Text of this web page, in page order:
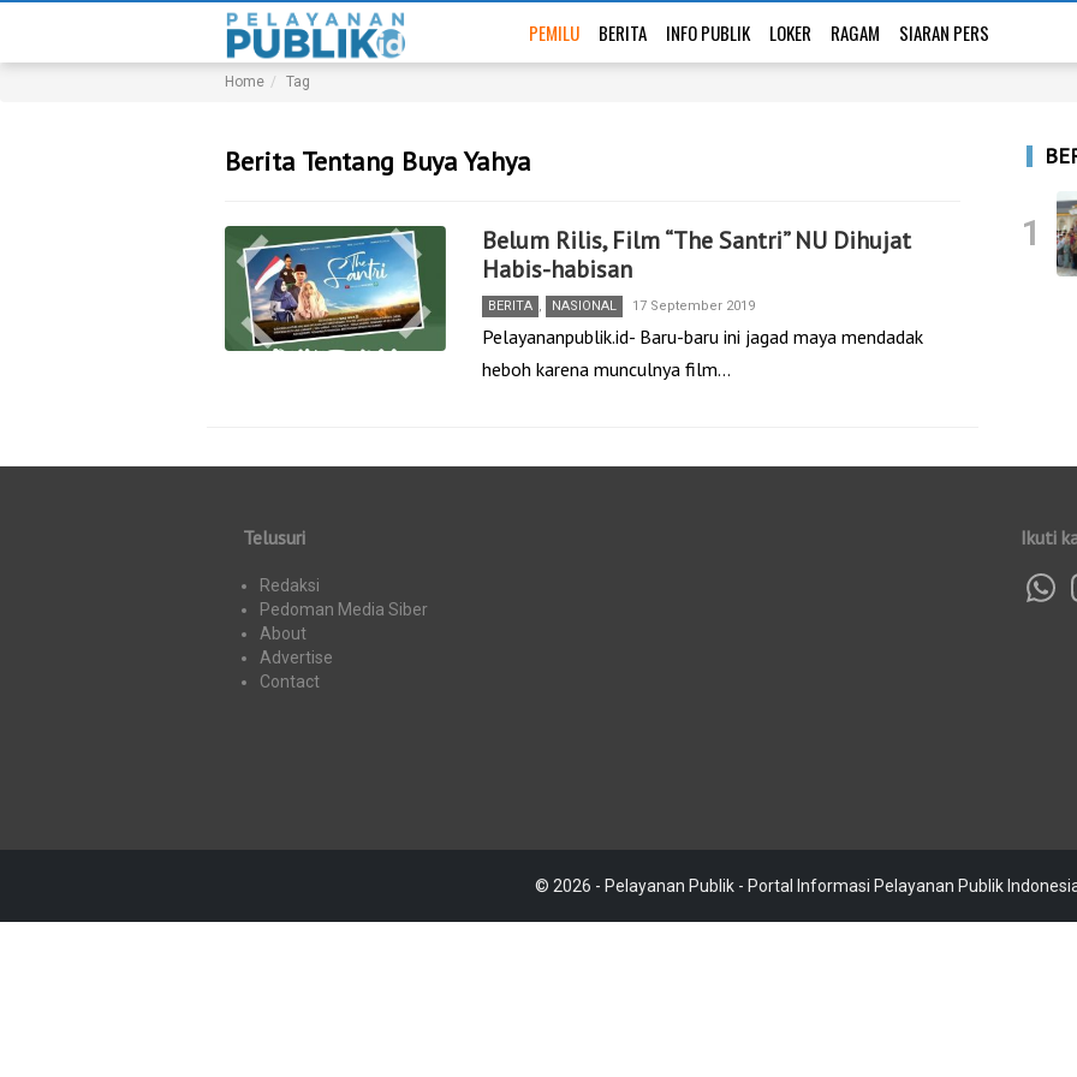
PEMILU BERITA INFO PUBLIK LOKER RAGAM SIARAN PERS
Home Tag
Berita Tentang Buya Yahya
Belum Rilis, Film “The Santri” NU Dihujat
Habis-habisan
BERITA , NASIONAL 17 September 2019
Pelayananpublik.id- Baru-baru ini jagad maya mendadak
heboh karena munculnya film…
1
Telusuri
Redaksi
Pedoman Media Siber
About
Advertise
Contact
Ikuti
© 2026 - Pelayanan Publik - Portal Informasi Pelayanan Publik